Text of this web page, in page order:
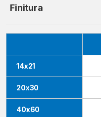
Finitura
14x21
20x30
40x60